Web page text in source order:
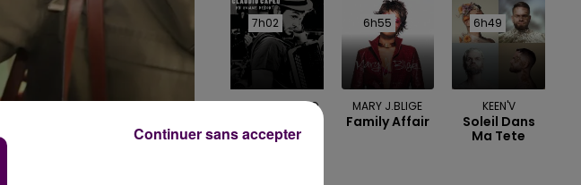
7h02
7h02
CLAUDIO CAPEO
Debout
6h55
6h55
MARY J.BLIGE
Family Affair
6h49
6h49
KEEN'V
Soleil Dans
Ma Tete
Continuer sans accepter